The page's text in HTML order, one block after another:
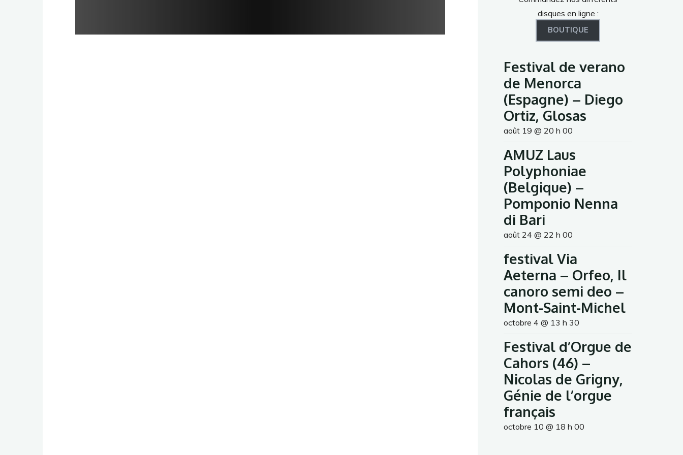
disques en ligne :
BOUTIQUE
Festival de verano
de Menorca
(Espagne) – Diego
Ortiz, Glosas
août 19 @ 20 h 00
AMUZ Laus
Polyphoniae
(Belgique) –
Pomponio Nenna
di Bari
août 24 @ 22 h 00
festival Via
Aeterna – Orfeo, Il
canoro semi deo –
Mont-Saint-Michel
octobre 4 @ 13 h 30
Festival d’Orgue de
Cahors (46) –
Nicolas de Grigny,
Génie de l’orgue
français
octobre 10 @ 18 h 00